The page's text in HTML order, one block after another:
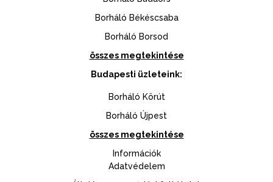
Borháló Békéscsaba
Borháló Borsod
összes megtekintése
Budapesti üzleteink:
Borháló Körút
Borháló Újpest
összes megtekintése
Információk
Adatvédelem